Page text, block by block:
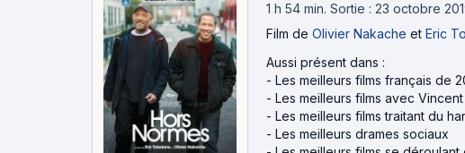
1 h 54 min. Sortie : 23 octobre
Film de Olivier Nakache et Eric
Aussi présent dans :
- Les meilleurs films français de
- Les meilleurs films avec
- Les meilleurs films traitant du
- Les meilleurs drames sociaux